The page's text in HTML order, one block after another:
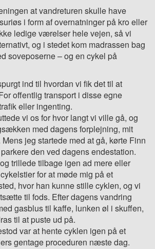
at vandreturen skulle have
i form af overnatninger på kro eller
ledige værelser hele vejen, så vi
og i stedet kom madrassen bag
soveposerne – og en cykel på
ind til hvordan vi fik det til at
offentlig transport i disse egne
eller ingenting.
vi os for hvor langt vi ville gå, og
med dagens forplejning, mit
jeg startede med at gå, kørte Finn
den ved dagens endestation.
trillede tilbage igen ad mere eller
for at møde mig på et
hvor han kunne stille cyklen, og vi
til fods. Efter dagens vandring
gasblus til kaffe, lunken øl i skuffen,
til at puste ud på.
var at hente cyklen igen på et
gentage proceduren næste dag.